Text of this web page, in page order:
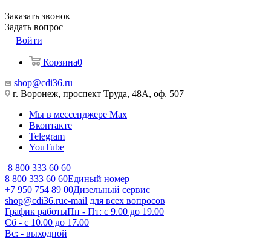
Заказать звонок
Задать вопрос
Войти
Корзина0
shop@cdi36.ru
г. Воронеж, проспект Труда, 48А, оф. 507
Мы в мессенджере Max
Вконтакте
Telegram
YouTube
8 800 333 60 60
8 800 333 60 60Единый номер
+7 950 754 89 00Дизельный сервис
shop@cdi36.rue-mail для всех вопросов
График работыПн - Пт: с 9.00 до 19.00
Сб - с 10.00 до 17.00
Вс: - выходной